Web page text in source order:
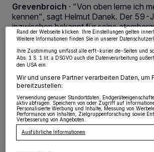
Grevenbroich · "Von oben lerne ich
kennen", sagt Helmut Danek. Der 59-
inzwischen bekannt für seine
Aufnahmen mit dem "Foto-Kopter".
Naturschauspiele, imposante
Kirmeslichter bei Nacht sind nur einige
dem inzwischen riesigen Repertoire.
19.11.2016 , 10:21 Uhr Eine Minute
Zwecke. Wenn Tracker deaktiviert sind, sind manche
möglicherweise nicht mehr so relevant für Sie. Sie können
wieder aufrufen, um Ihre Einstellungen zu ändern oder
widerrufen, indem Sie auf den Link Einstellungen oder
Rand der Webseite klicken. Ihre Einstellungen gelten
Weitere Informationen finden Sie in unserer
Ihre Zustimmung umfasst alle erft-kurier.de-Seiten und
Abs. 1 S. 1 lit. a DSGVO auch die Datenverarbeitung
den USA ein.
Wir und unsere Partner verarbeiten Daten, um
bereitzustellen:
Verwendung genauer Standortdaten.
aktiv abfragen. Speichern von oder Zugriff auf
Personalisierte Werbung und Inhalte, Messung von
Performance von Inhalten, Zielgruppenforschung sowie
Verbesserung von Angeboten.
Ausführliche Informationen